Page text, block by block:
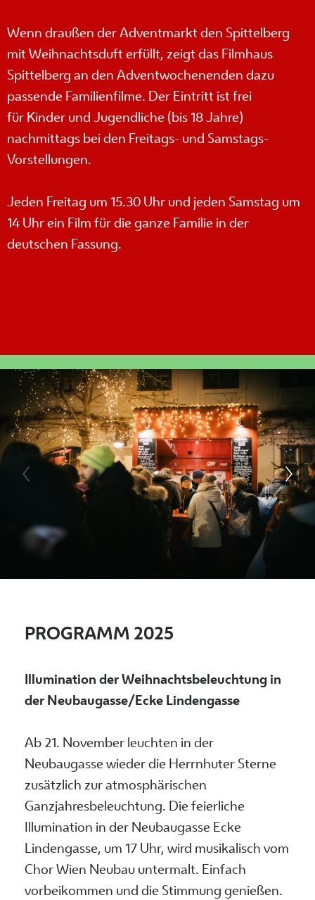
Wenn draußen der Adventmarkt den Spittelberg
mit Weihnachtsduft erfüllt, zeigt das Filmhaus
Spittelberg an den Adventwochenenden dazu
passende Familienfilme. Der Eintritt ist frei
für Kinder und Jugendliche (bis 18 Jahre)
nachmittags bei den Freitags- und Samstags-
Vorstellungen.
Jeden Freitag um 15.30 Uhr und jeden Samstag um
14 Uhr ein Film für die ganze Familie in der
deutschen Fassung.
PROGRAMM 2025
Illumination der Weihnachtsbeleuchtung in
der Neubaugasse/Ecke Lindengasse
Ab 21. November leuchten in der
Neubaugasse wieder die Herrnhuter Sterne
zusätzlich zur atmosphärischen
Ganzjahresbeleuchtung. Die feierliche
Illumination in der Neubaugasse Ecke
Lindengasse, um 17 Uhr, wird musikalisch vom
Chor Wien Neubau untermalt. Einfach
vorbeikommen und die Stimmung genießen.